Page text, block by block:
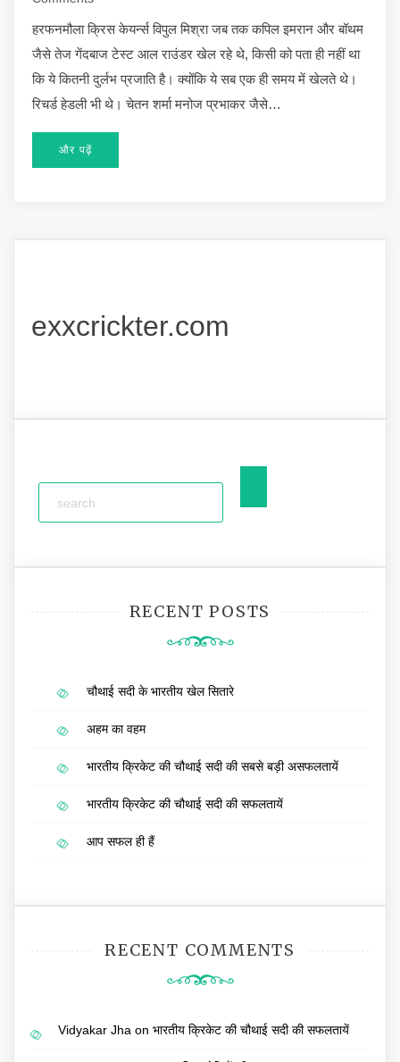
हरफनमौला क्रिस केयर्न्स विपुल मिश्रा जब तक कपिल इमरान और बॉथम
जैसे तेज गेंदबाज टेस्ट आल राउंडर खेल रहे थे, किसी को पता ही नहीं था
कि ये कितनी दुर्लभ प्रजाति है। क्योंकि ये सब एक ही समय में खेलते थे।
रिचर्ड हेडली भी थे। चेतन शर्मा मनोज प्रभाकर जैसे…
और पढ़ें
exxcrickter.com
RECENT POSTS
चौथाई सदी के भारतीय खेल सितारे
अहम का वहम
भारतीय क्रिकेट की चौथाई सदी की सबसे बड़ी असफलतायें
भारतीय क्रिकेट की चौथाई सदी की सफलतायें
आप सफल ही हैं
RECENT COMMENTS
Vidyakar Jha on भारतीय क्रिकेट की चौथाई सदी की सफलतायें